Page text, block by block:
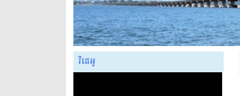
វីដេអូ